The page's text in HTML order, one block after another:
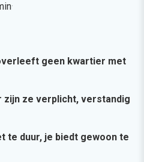
·
geen kwartier met
zijn ze verplicht, verstandig
te duur, je biedt gewoon te